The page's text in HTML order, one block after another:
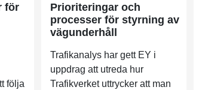
för
följa
Prioriteringar och
processer för styrning av
vägunderhåll
Trafikanalys har gett EY i
uppdrag att utreda hur
Trafikverket uttrycker att man